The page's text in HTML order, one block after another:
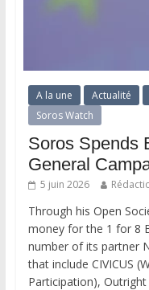
A la une Actualité
Soros Watch
Soros Spends
General
5 juin 2026
Through his Open
money for the 1 for 8
number of its partner
that include CIVICUS
Participation),